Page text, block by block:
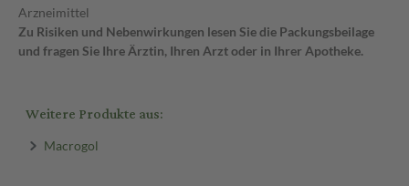
Arzneimittel
Zu Risiken und Nebenwirkungen lesen Sie die Packungsbeilage
und fragen Sie Ihre Ärztin, Ihren Arzt oder in Ihrer Apotheke.
Weitere Produkte aus:
Macrogol